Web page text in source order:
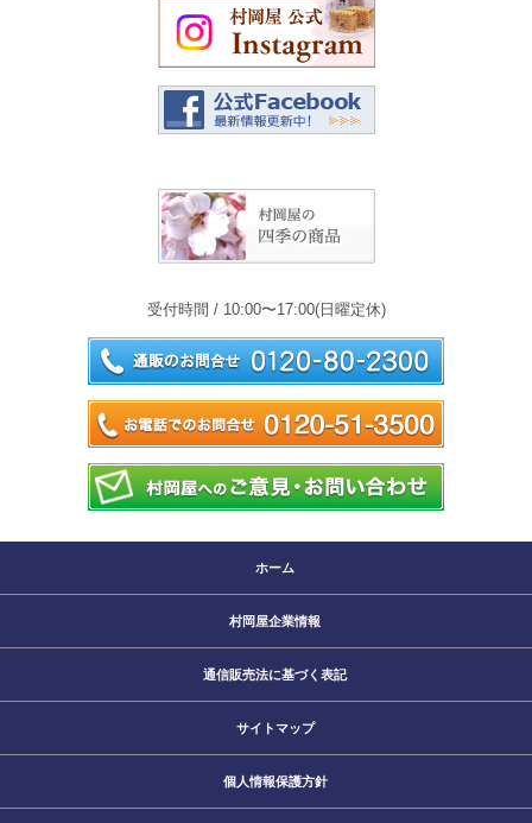
受付時間 / 10:00〜17:00(日曜定休)
ホーム
村岡屋企業情報
通信販売法に基づく表記
サイトマップ
個人情報保護方針